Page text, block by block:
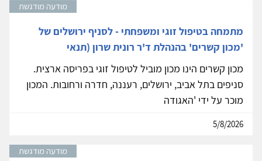
מודעה מודגשת
מתמחה בטיפול זוגי ומשפחתי - לסניף ירושלים של
'מכון קשרים' בהנהלת ד'ר רונית שרון (תנאי
מכון קשרים הינו מכון מוביל לטיפול זוגי בפריסה ארצית.
סניפים בתל אביב, ירושלים, רעננה, חדרה ורחובות. המכון
מוכר על ידי 'האגודה
5/8/2026
מודעה מודגשת